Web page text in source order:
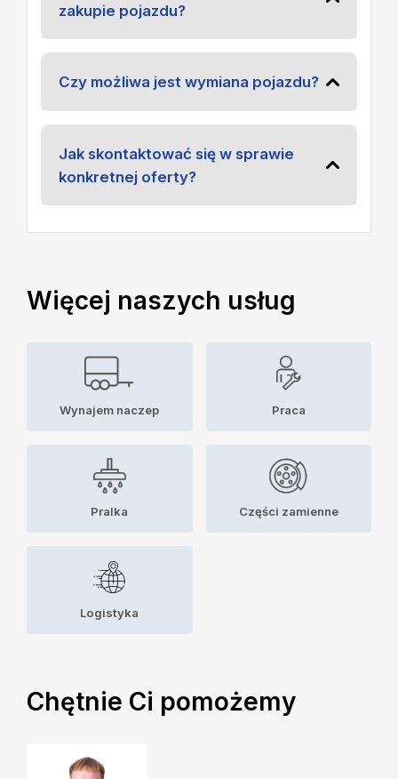
zakupie pojazdu?
Czy możliwa jest wymiana pojazdu?
Jak skontaktować się w sprawie
konkretnej oferty?
Więcej naszych usług
Wynajem naczep Praca
Pralka Części zamienne
Logistyka
Chętnie Ci pomożemy